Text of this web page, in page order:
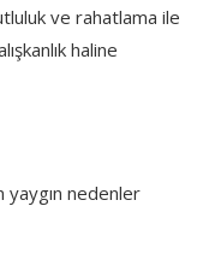
ve rahatlama ile
haline
yaygın nedenler